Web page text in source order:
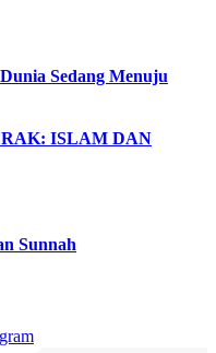
Sedang Menuju
ISLAM DAN
Sunnah